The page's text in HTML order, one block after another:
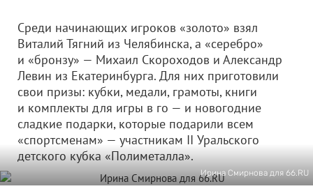
Среди начинающих игроков «золото» взял
Виталий Тягний из Челябинска, а «серебро»
и «бронзу» — Михаил Скороходов и Александр
Левин из Екатеринбурга. Для них приготовили
свои призы: кубки, медали, грамоты, книги
и комплекты для игры в го — и новогодние
сладкие подарки, которые подарили всем
«спортсменам» — участникам II Уральского
детского кубка «Полиметалла».
Ирина Смирнова для 66.RU